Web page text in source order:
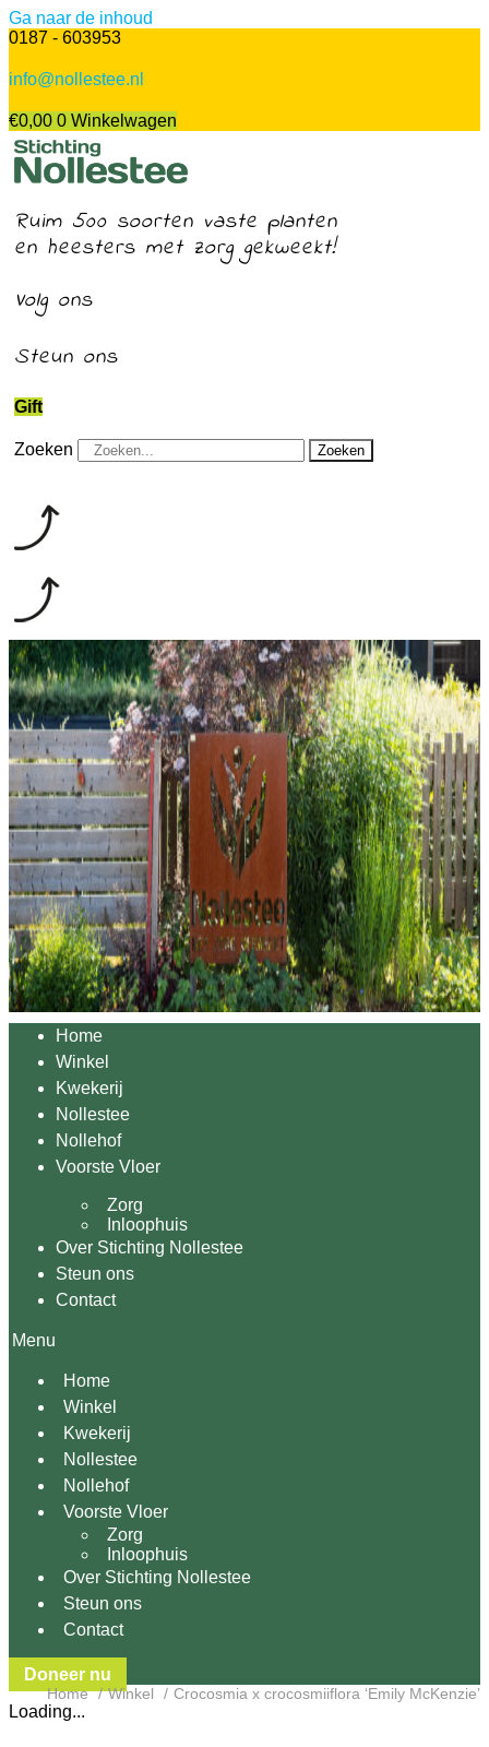
Ga naar de inhoud
0187 - 603953
info@nollestee.nl
€0,00 0 Winkelwagen
Ruim 500 soorten vaste planten
en heesters met zorg gekweekt!
Volg ons
Steun ons
Gift
Zoeken Zoeken
Home
Winkel
Kwekerij
Nollestee
Nollehof
Voorste Vloer
Zorg
Inloophuis
Over Stichting Nollestee
Steun ons
Contact
Menu
Home
Winkel
Kwekerij
Nollestee
Nollehof
Voorste Vloer
Zorg
Inloophuis
Over Stichting Nollestee
Steun ons
Contact
Doneer nu
Home Winkel Crocosmia x crocosmiiflora ‘Emily McKenzie’
Loading...